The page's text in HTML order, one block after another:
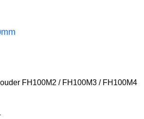
FH100M2 / FH100M3 / FH100M4